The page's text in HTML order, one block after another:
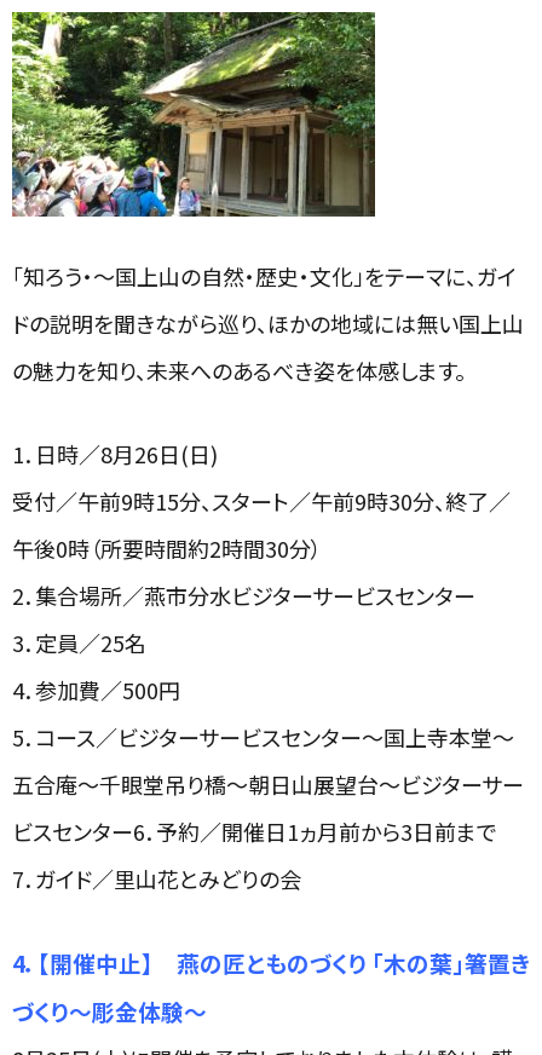
「知ろう・～国上山の自然・歴史・文化」をテーマに、ガイ
ドの説明を聞きながら巡り、ほかの地域には無い国上山
の魅力を知り、未来へのあるべき姿を体感します。
1．日時／8月26日(日)
受付／午前9時15分、スタート／午前9時30分、終了／
午後0時（所要時間約2時間30分）
2．集合場所／燕市分水ビジターサービスセンター
3．定員／25名
4．参加費／500円
5．コース／ビジターサービスセンター～国上寺本堂～
五合庵～千眼堂吊り橋～朝日山展望台～ビジターサー
ビスセンター6．予約／開催日1ヵ月前から3日前まで
7．ガイド／里山花とみどりの会
4． 【開催中止】 燕の匠とものづくり 「木の葉」箸置き
づくり～彫金体験～